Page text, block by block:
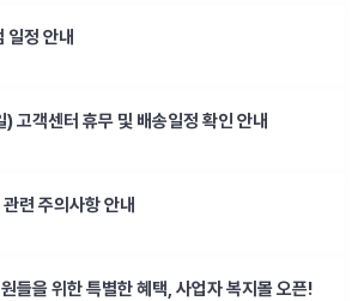
일정 안내
고객센터 휴무 및 배송일정 확인 안내
련 주의사항 안내
들을 위한 특별한 혜택, 사업자 복지몰 오픈!